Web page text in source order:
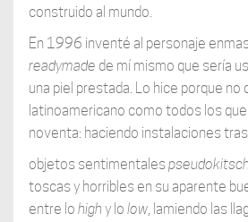
construido al mundo.
En 1996 inventé al personaje
readymade de mí mismo que sería
una piel prestada. Lo hice porque no
latinoamericano como todos los
noventa: haciendo instalaciones
objetos sentimentalespseudokitsch
toscas y horribles en su aparente
entre lo high y lo low, lamiendo las